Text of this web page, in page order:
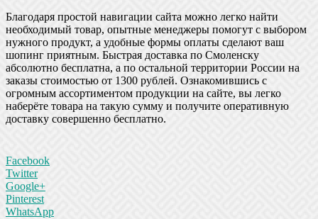
Благодаря простой навигации сайта можно легко найти
необходимый товар, опытные менеджеры помогут с выбором
нужного продукт, а удобные формы оплаты сделают ваш
шопинг приятным. Быстрая доставка по Смоленску
абсолютно бесплатна, а по остальной территории России на
заказы стоимостью от 1300 рублей. Ознакомившись с
огромным ассортиментом продукции на сайте, вы легко
наберёте товара на такую сумму и получите оперативную
доставку совершенно бесплатно.
Facebook
Twitter
Google+
Pinterest
WhatsApp